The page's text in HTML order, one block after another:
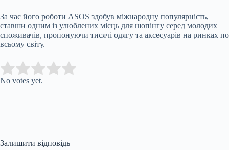
За час його роботи ASOS здобув міжнародну популярність,
ставши одним із улюблених місць для шопінгу серед молодих
споживачів, пропонуючи тисячі одягу та аксесуарів на ринках по
всьому світу.
Rate this item:
No votes yet.
Залишити відповідь